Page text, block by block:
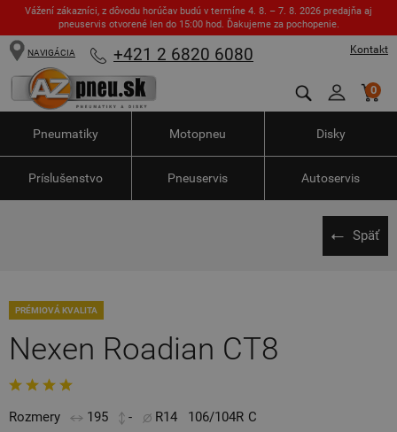
Vážení zákazníci, z dôvodu horúčav budú v termíne 4. 8. – 7. 8. 2026 predajňa aj
pneuservis otvorené len do 15:00 hod. Ďakujeme za pochopenie.
Kontakt
NAVIGÁCIA +421 2 6820 6080
0
Pneumatiky Motopneu Disky
Príslušenstvo Pneuservis Autoservis
Späť
PRÉMIOVÁ KVALITA
Nexen Roadian CT8
Rozmery 195 - R14 106/104R C